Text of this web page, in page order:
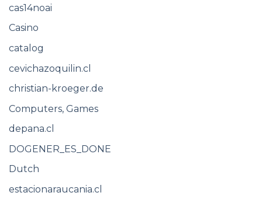
cas14noai
Casino
catalog
cevichazoquilin.cl
christian-kroeger.de
Computers, Games
depana.cl
DOGENER_ES_DONE
Dutch
estacionaraucania.cl